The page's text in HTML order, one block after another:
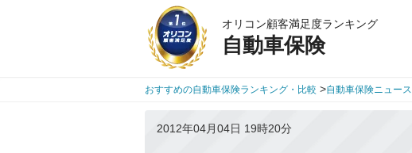
オリコン顧客満足度ランキング
自動車保険
おすすめの自動車保険ランキング・比較 >自動車保険ニュース
2012年04月04日 19時20分